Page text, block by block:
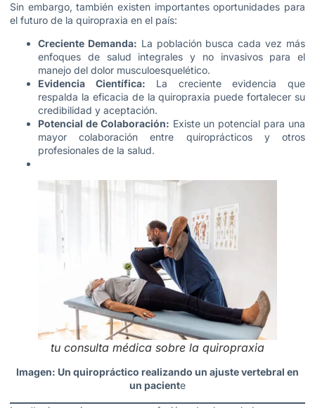
Sin embargo, también existen importantes oportunidades para
el futuro de la quiropraxia en el país:
Creciente Demanda: La población busca cada vez más
enfoques de salud integrales y no invasivos para el
manejo del dolor musculoesquelético.
Evidencia Científica: La creciente evidencia que
respalda la eficacia de la quiropraxia puede fortalecer su
credibilidad y aceptación.
Potencial de Colaboración: Existe un potencial para una
mayor colaboración entre quiroprácticos y otros
profesionales de la salud.
tu consulta médica sobre la quiropraxia
Imagen: Un quiropráctico realizando un ajuste vertebral en
un paciente